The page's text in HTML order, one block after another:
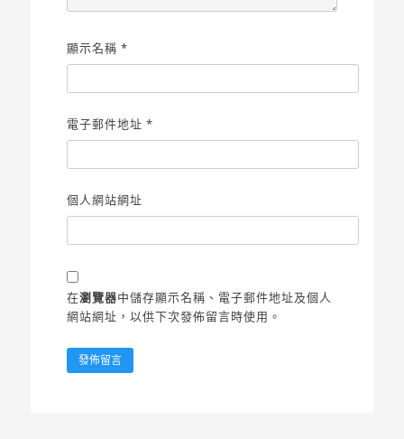
顯示名稱*
電子郵件地址*
個人網站網址
在瀏覽器中儲存顯示名稱、電子郵件地址及個人
網站網址，以供下次發佈留言時使用。